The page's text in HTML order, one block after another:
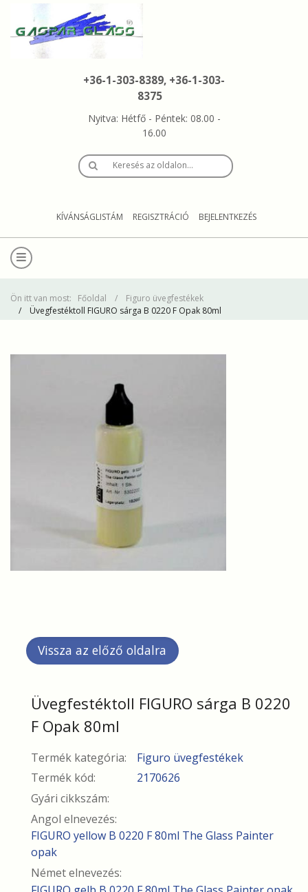
+36-1-303-8389, +36-1-303-
8375
Nyitva: Hétfő - Péntek: 08.00 -
16.00
Keresés az oldalon…
KÍVÁNSÁGLISTÁM REGISZTRÁCIÓ BEJELENTKEZÉS
Ön itt van most: Főoldal
Figuro üvegfestékek
Üvegfestéktoll FIGURO sárga B 0220 F Opak 80ml
Üvegfestéktoll FIGURO sárga B 0220
F Opak 80ml
Termék kategória:
Figuro üvegfestékek
Termék kód:
2170626
Gyári cikkszám:
Angol elnevezés:
FIGURO yellow B 0220 F 80ml The Glass Painter
opak
Német elnevezés: